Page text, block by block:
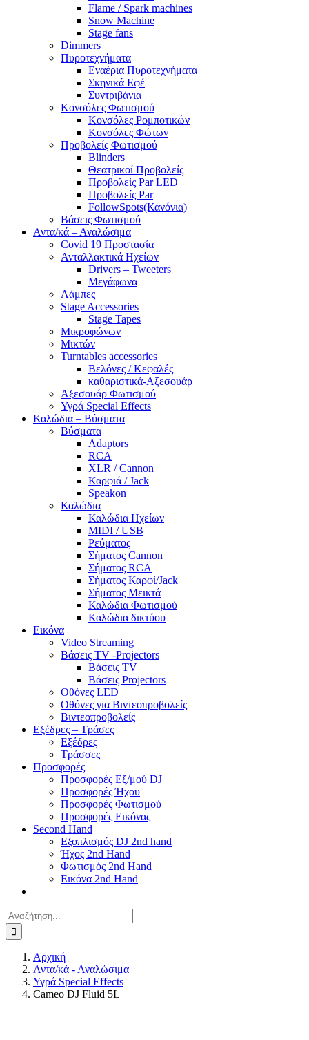
Flame / Spark machines
Snow Machine
Stage fans
Dimmers
Πυροτεχνήματα
Εναέρια Πυροτεχνήματα
Σκηνικά Εφέ
Συντριβάνια
Κονσόλες Φωτισμού
Κονσόλες Ρομποτικών
Κονσόλες Φώτων
Προβολείς Φωτισμού
Blinders
Θεατρικοί Προβολείς
Προβολείς Par LED
Προβολείς Par
FollowSpots(Κανόνια)
Βάσεις Φωτισμού
Αντα/κά – Αναλώσιμα
Covid 19 Προστασία
Ανταλλακτικά Ηχείων
Drivers – Tweeters
Μεγάφωνα
Λάμπες
Stage Accessories
Stage Tapes
Μικροφώνων
Μικτών
Turntables accessories
Βελόνες / Κεφαλές
καθαριστικά-Αξεσουάρ
Αξεσουάρ Φωτισμού
Υγρά Special Effects
Καλώδια – Βύσματα
Βύσματα
Adaptors
RCA
XLR / Cannon
Καρφιά / Jack
Speakon
Καλώδια
Καλώδια Ηχείων
MIDI / USB
Ρεύματος
Σήματος Cannon
Σήματος RCA
Σήματος Καρφί/Jack
Σήματος Μεικτά
Καλώδια Φωτισμού
Καλώδια δικτύου
Εικόνα
Video Streaming
Βάσεις TV -Projectors
Βάσεις TV
Βάσεις Projectors
Οθόνες LED
Οθόνες για Βιντεοπροβολείς
Βιντεοπροβολείς
Εξέδρες – Τράσες
Εξέδρες
Τράσσες
Προσφορές
Προσφορές Εξ/μού DJ
Προσφορές Ήχου
Προσφορές Φωτισμού
Προσφορές Εικόνας
Second Hand
Εξοπλισμός DJ 2nd hand
Ήχος 2nd Hand
Φωτισμός 2nd Hand
Εικόνα 2nd Hand
Αναζήτηση
για:
Αρχική
Αντα/κά - Αναλώσιμα
Υγρά Special Effects
Cameo DJ Fluid 5L